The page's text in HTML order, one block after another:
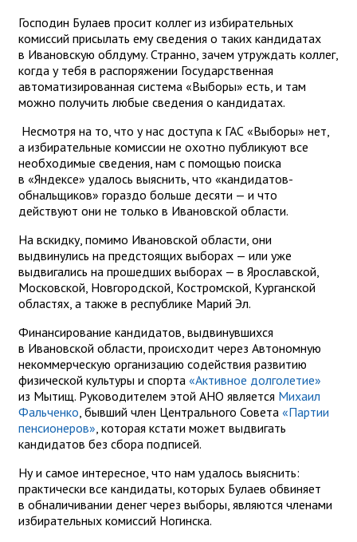
Господин Булаев просит коллег из избирательных
комиссий присылать ему сведения о таких кандидатах
в Ивановскую облдуму. Странно, зачем утруждать коллег,
когда у тебя в распоряжении Государственная
автоматизированная система «Выборы» есть, и там
можно получить любые сведения о кандидатах.
Несмотря на то, что у нас доступа к ГАС «Выборы» нет,
а избирательные комиссии не охотно публикуют все
необходимые сведения, нам с помощью поиска
в «Яндексе» удалось выяснить, что «кандидатов-
обнальщиков» гораздо больше десяти — и что
действуют они не только в Ивановской области.
На вскидку, помимо Ивановской области, они
выдвинулись на предстоящих выборах — или уже
выдвигались на прошедших выборах — в Ярославской,
Московской, Новгородской, Костромской, Курганской
областях, а также в республике Марий Эл.
Финансирование кандидатов, выдвинувшихся
в Ивановской области, происходит через Автономную
некоммерческую организацию содействия развитию
физической культуры и спорта «Активное долголетие»
из Мытищ. Руководителем этой АНО является Михаил
Фальченко , бывший член Центрального Совета «Партии
пенсионеров» , которая кстати может выдвигать
кандидатов без сбора подписей.
Ну и самое интересное, что нам удалось выяснить:
практически все кандидаты, которых Булаев обвиняет
в обналичивании денег через выборы, являются членами
избирательных комиссий Ногинска.